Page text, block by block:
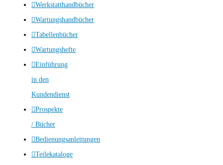
Werkstatthandbücher
Wartungshandbücher
Tabellenbücher
Wartungshefte
Einführung
in den
Kundendienst
Prospekte
/ Bücher
Bedienungsanleitungen
Teilekataloge